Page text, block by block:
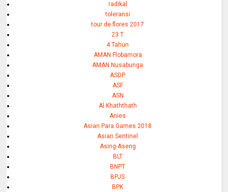
radikal
toleransi
tour de flores 2017
23 T
4 Tahun
AMAN Flobamora
AMAN Nusabunga
ASDP
ASF
ASN
Al Khaththath
Anies
Asian Para Games 2018
Asian Sentinel
Asing-Aseng
BLT
BNPT
BPJS
BPK